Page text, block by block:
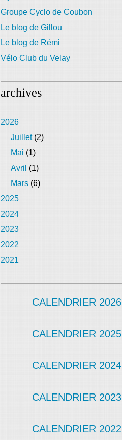
Groupe Cyclo de Coubon
Le blog de Gillou
Le blog de Rémi
Vélo Club du Velay
archives
2026
Juillet(2)
Mai (1)
Avril (1)
Mars (6)
2025
2024
2023
2022
2021
CALENDRIER 2026
CALENDRIER 2025
CALENDRIER 2024
CALENDRIER 2023
CALENDRIER 2022